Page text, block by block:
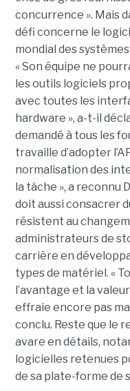
concurrence ». Mais
défi concerne le
mondial des
« Son équipe ne
les outils logiciels
avec toutes les
hardware », a-t-il
demandé à tous les
travaille d’adopter
normalisation des
la tâche », a reconnu
doit aussi consacrer
résistent au
administrateurs de
carrière en
types de matériel. «
l’avantage et la
effraie encore pas
conclu. Reste que le
avare en détails,
logicielles retenues
de sa plate-forme de